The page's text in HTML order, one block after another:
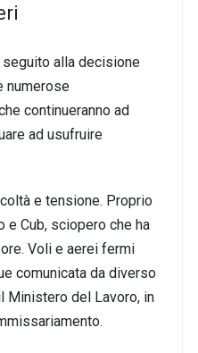
alla decisione
numerose
continueranno ad
ad usufruire
e tensione. Proprio
Cub, sciopero che ha
Voli e aerei fermi
comunicata da diverso
Ministero del Lavoro, in